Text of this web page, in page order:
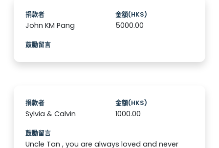
捐款者
John KM Pang
金額(HK$)
5000.00
鼓勵留言
捐款者
Sylvia & Calvin
金額(HK$)
1000.00
鼓勵留言
Uncle Tan , you are always loved and never